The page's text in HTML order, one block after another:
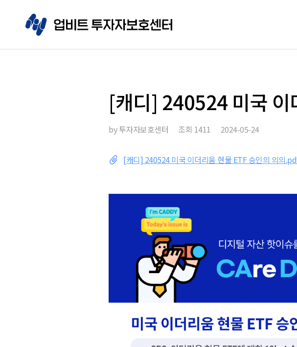
[캐디] 240524 미국 이
by투자자보호센터 조회 1411 2024-05-24
[캐디] 240524 미국 이더리움 현물 ETF 승인의 의의